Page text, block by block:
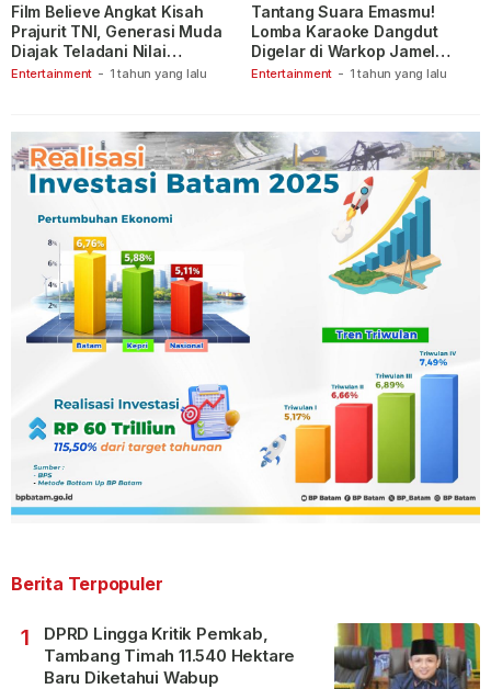
Entertainment - 1 tahun yang lalu
Film Believe Angkat Kisah
Prajurit TNI, Generasi Muda
Diajak Teladani Nilai
Keberanian
Entertainment - 1 tahun yang lalu
Tantang Suara Emasmu!
Lomba Karaoke Dangdut
Digelar di Warkop Jamel
Ganet
Berita Terpopuler
1
DPRD Lingga Kritik Pemkab,
Tambang Timah 11.540 Hektare
Baru Diketahui Wabup